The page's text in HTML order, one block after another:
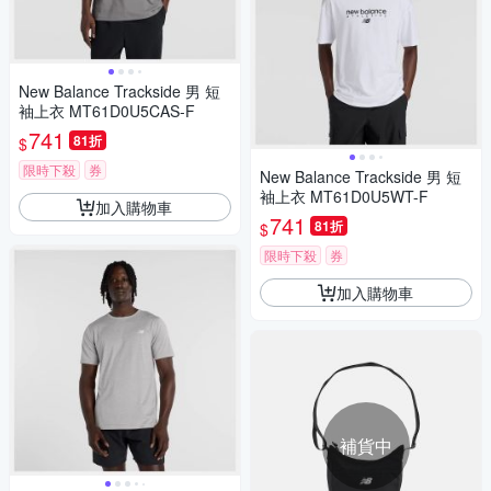
New Balance Trackside 男 短
袖上衣 MT61D0U5CAS-F
$741 81折
限時下殺 券
加入購物車
New Balance Trackside 男 短
袖上衣 MT61D0U5WT-F
$741 81折
限時下殺 券
加入購物車
補貨中